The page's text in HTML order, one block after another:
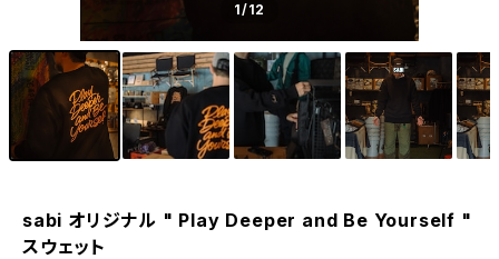
1/12
sabi オリジナル " Play Deeper and Be Yourself "
スウェット